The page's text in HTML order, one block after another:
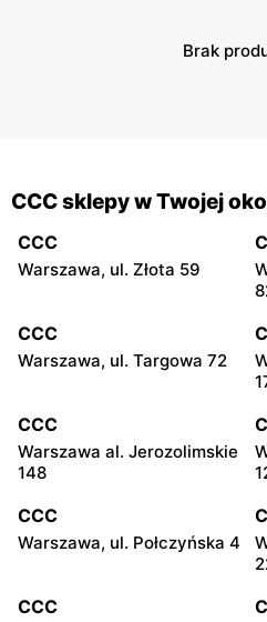
Brak
CCC sklepy w Twojej
CCC
Warszawa, ul. Złota 59
CCC
Warszawa, ul. Targowa 72
CCC
Warszawa al. Jerozolimskie
148
CCC
Warszawa, ul. Połczyńska 4
CCC